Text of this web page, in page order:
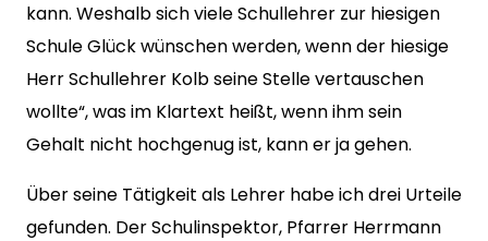
kann. Weshalb sich viele Schullehrer zur hiesigen
Schule Glück wünschen werden, wenn der hiesige
Herr Schullehrer Kolb seine Stelle vertauschen
wollte“, was im Klartext heißt, wenn ihm sein
Gehalt nicht hochgenug ist, kann er ja gehen.
Über seine Tätigkeit als Lehrer habe ich drei Urteile
gefunden. Der Schulinspektor, Pfarrer Herrmann